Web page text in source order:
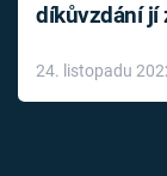
díkůvzdání jí
24. listopadu